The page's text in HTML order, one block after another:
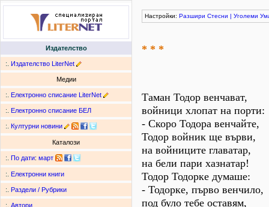
Издателство
:. Издателство LiterNet
Медии
:. Електронно списание LiterNet
:. Електронно списание БЕЛ
:. Културни новини
Каталози
:. По дати: март
:. Електронни книги
:. Раздели / Рубрики
:. Автори
Настройки: Разшири Стесни | Уголеми
* * *
Таман Тодор венчават,
войници хлопат на порти:
- Скоро Тодора венчайте,
Тодор войник ще върви,
на войниците главатар,
на бели пари хазнатар!
Тодор Тодорке думаше:
- Тодорке, първо венчило,
под було тебе оставям,